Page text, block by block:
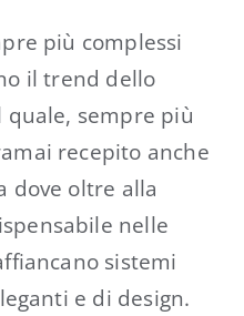
più complessi
il trend dello
quale, sempre più
recepito anche
dove oltre alla
nelle
sistemi
e di design.